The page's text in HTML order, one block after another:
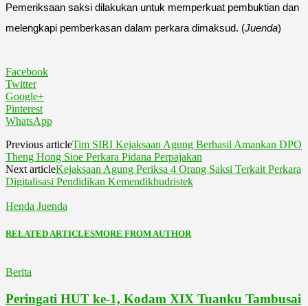
Pemeriksaan saksi dilakukan untuk memperkuat pembuktian dan
melengkapi pemberkasan dalam perkara dimaksud. (Juenda)
Facebook
Twitter
Google+
Pinterest
WhatsApp
Previous articleTim SIRI Kejaksaan Agung Berhasil Amankan DPO
Theng Hong Sioe Perkara Pidana Perpajakan
Next articleKejaksaan Agung Periksa 4 Orang Saksi Terkait Perkara
Digitalisasi Pendidikan Kemendikbudristek
Henda Juenda
RELATED ARTICLESMORE FROM AUTHOR
Berita
Peringati HUT ke-1, Kodam XIX Tuanku Tambusai